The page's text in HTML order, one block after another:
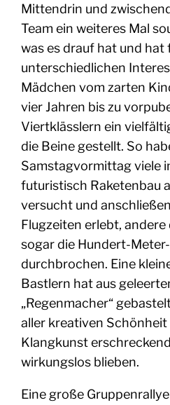
Mittendrin und
Team ein weiteres Mal
was es drauf hat und hat
unterschiedlichen
Mädchen vom zarten
vier Jahren bis zu
Viertklässlern ein
die Beine gestellt. So
Samstagvormittag viele
futuristisch Raketenbau
versucht und
Flugzeiten erlebt,
sogar die Hundert-
durchbrochen. Eine
Bastlern hat aus
„Regenmacher“
aller kreativen
Klangkunst
wirkungslos blieben.
Eine große